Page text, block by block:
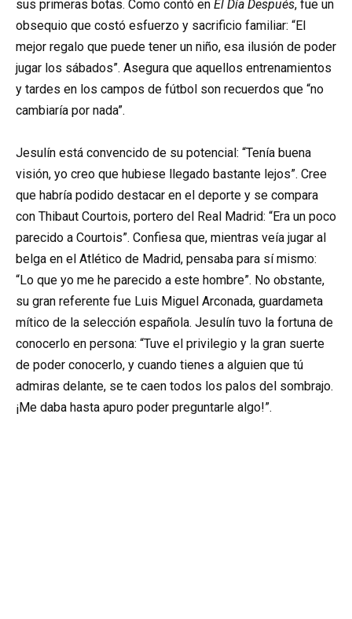
sus primeras botas. Como contó en El Día Después, fue un
obsequio que costó esfuerzo y sacrificio familiar: “El
mejor regalo que puede tener un niño, esa ilusión de poder
jugar los sábados”. Asegura que aquellos entrenamientos
y tardes en los campos de fútbol son recuerdos que “no
cambiaría por nada”.
Jesulín está convencido de su potencial: “Tenía buena
visión, yo creo que hubiese llegado bastante lejos”. Cree
que habría podido destacar en el deporte y se compara
con Thibaut Courtois, portero del Real Madrid: “Era un poco
parecido a Courtois”. Confiesa que, mientras veía jugar al
belga en el Atlético de Madrid, pensaba para sí mismo:
“Lo que yo me he parecido a este hombre”. No obstante,
su gran referente fue Luis Miguel Arconada, guardameta
mítico de la selección española. Jesulín tuvo la fortuna de
conocerlo en persona: “Tuve el privilegio y la gran suerte
de poder conocerlo, y cuando tienes a alguien que tú
admiras delante, se te caen todos los palos del sombrajo.
¡Me daba hasta apuro poder preguntarle algo!”.